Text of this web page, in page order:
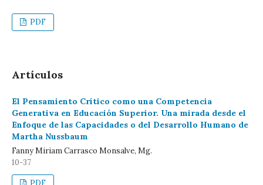
PDF
Artículos
El Pensamiento Crítico como una Competencia
Generativa en Educación Superior. Una mirada desde el
Enfoque de las Capacidades o del Desarrollo Humano de
Martha Nussbaum
Fanny Miriam Carrasco Monsalve, Mg.
10-37
PDF